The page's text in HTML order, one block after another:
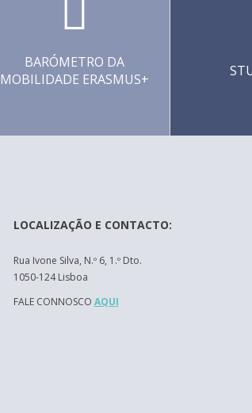
BARÓMETRO DA
MOBILIDADE ERASMUS+
LOCALIZAÇÃO E CONTACTO:
Rua Ivone Silva, N.º 6, 1.º Dto.
1050-124 Lisboa
FALE CONNOSCO AQUI